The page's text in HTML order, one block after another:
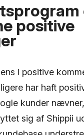
positive
i positive
har haft
kunder
sig af Shippii